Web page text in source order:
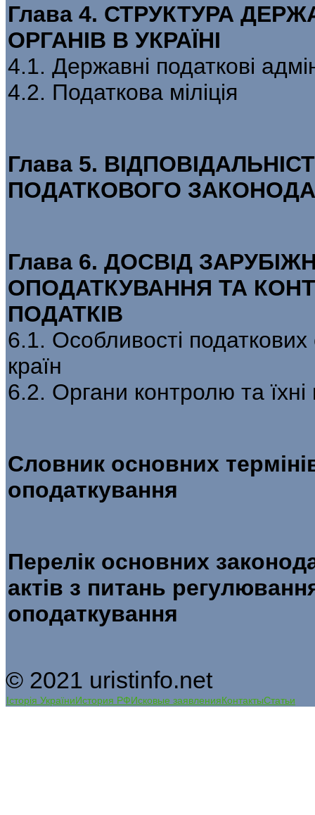
Глава 4. СТРУКТУРА
ОРГАНІВ В УКРАЇНІ
4.1. Державні податкові
4.2. Податкова міліція
Глава 5.
ПОДАТКОВОГО
Глава 6. ДОСВІД
ОПОДАТКУВАННЯ ТА
ПОДАТКІВ
6.1. Особливості
країн
6.2. Органи контролю та
Словник основних
оподаткування
Перелік основних
актів з питань
оподаткування
© 2021 uristinfo.net
Історія УкраїниИстория РФИсковые заявленияКонтактыСтатьи